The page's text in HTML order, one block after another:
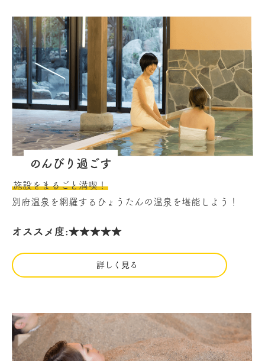
のんびり過ごす
施設をまるごと満喫！
別府温泉を網羅するひょうたんの温泉を堪能しよう！
オススメ度:★★★★★